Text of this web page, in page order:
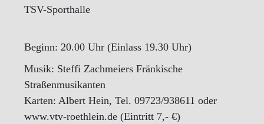
TSV-Sporthalle
Beginn: 20.00 Uhr (Einlass 19.30 Uhr)
Musik: Steffi Zachmeiers Fränkische
Straßenmusikanten
Karten: Albert Hein, Tel. 09723/938611 oder
www.vtv-roethlein.de (Eintritt 7,- €)